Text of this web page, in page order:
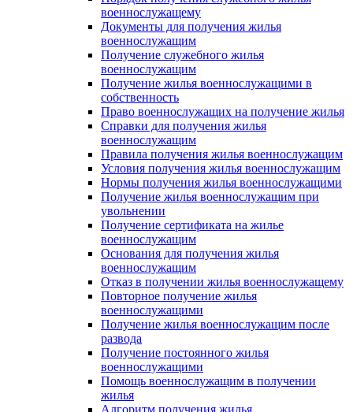
военнослужащему
Документы для получения жилья
военнослужащим
Получение служебного жилья
военнослужащим
Получение жилья военнослужащими в
собственность
Право военнослужащих на получение жилья
Справки для получения жилья
военнослужащим
Правила получения жилья военнослужащим
Условия получения жилья военнослужащим
Нормы получения жилья военнослужащими
Получение жилья военнослужащим при
увольнении
Получение сертификата на жилье
военнослужащим
Основания для получения жилья
военнослужащим
Отказ в получении жилья военнослужащему
Повторное получение жилья
военнослужащими
Получение жилья военнослужащим после
развода
Получение постоянного жилья
военнослужащими
Помощь военнослужащим в получении
жилья
Алгоритм получения жилья